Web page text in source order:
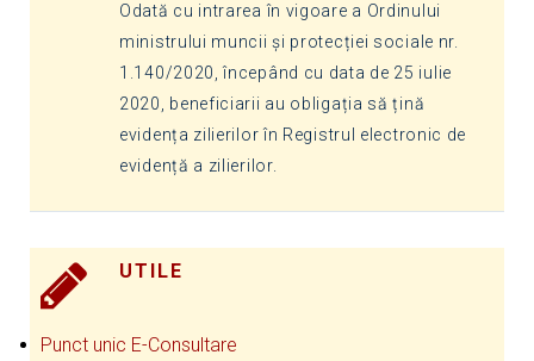
Odată cu intrarea în vigoare a Ordinului
ministrului muncii și protecției sociale nr.
1.140/2020, începând cu data de 25 iulie
2020, beneficiarii au obligația să țină
evidența zilierilor în Registrul electronic de
evidență a zilierilor.
UTILE
Punct unic E-Consultare